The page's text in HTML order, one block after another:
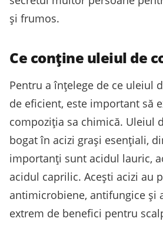
și frumos.
Ce conține uleiul de
Pentru a înțelege de ce uleiul
de eficient, este important să
compoziția sa chimică. Uleiul
bogat în acizi grași esențiali,
importanți sunt acidul lauric,
acidul caprilic. Acești acizi au
antimicrobiene, antifungice și
extrem de benefici pentru